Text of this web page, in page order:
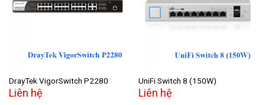
wishlist
DrayTek VigorSwitch P2280
Liên hệ
wishlist
UniFi Switch 8 (150W)
Liên hệ